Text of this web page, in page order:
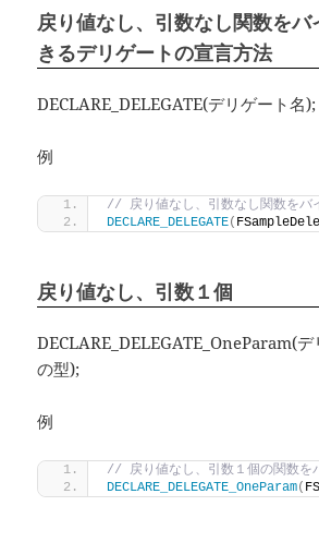
戻り値なし、引数なし関数をバ
きるデリゲートの宣言方法
DECLARE_DELEGATE(デリゲート名);
例
// 戻り値なし、引数なし関数をバ
DECLARE_DELEGATE(
戻り値なし、引数１個
DECLARE_DELEGATE_OneParam(
の型);
例
// 戻り値なし、引数１個の関数を
DECLARE_DELEGATE_OneParam(